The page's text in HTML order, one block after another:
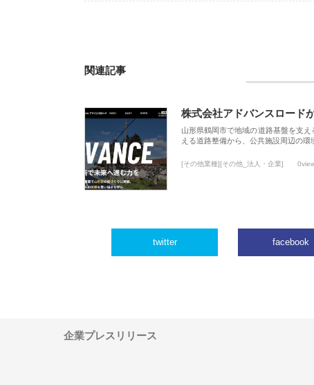
関連記事
株式会社アドバンスロード
山形県鶴岡市で地域の道路基盤を支
える道路整備から、公共施設周辺の
[その他業種][その他_法人・企業]
twitter facebook
企業プレスリリース